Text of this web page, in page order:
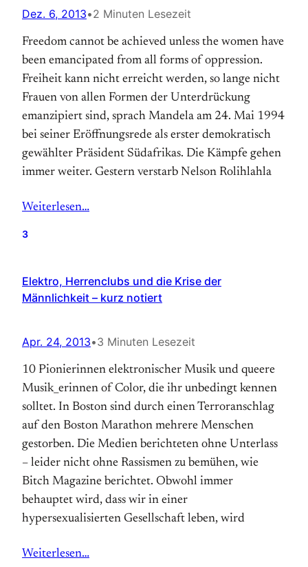
Dez. 6, 2013•2 Minuten Lesezeit
Freedom cannot be achieved unless the women have
been emancipated from all forms of oppression.
Freiheit kann nicht erreicht werden, so lange nicht
Frauen von allen Formen der Unterdrückung
emanzipiert sind, sprach Mandela am 24. Mai 1994
bei seiner Eröffnungsrede als erster demokratisch
gewählter Präsident Südafrikas. Die Kämpfe gehen
immer weiter. Gestern verstarb Nelson Rolihlahla
Weiterlesen…
3
Elektro, Herrenclubs und die Krise der
Männlichkeit – kurz notiert
Apr. 24, 2013•3 Minuten Lesezeit
10 Pionierinnen elektronischer Musik und queere
Musik_erinnen of Color, die ihr unbedingt kennen
solltet. In Boston sind durch einen Terroranschlag
auf den Boston Marathon mehrere Menschen
gestorben. Die Medien berichteten ohne Unterlass
– leider nicht ohne Rassismen zu bemühen, wie
Bitch Magazine berichtet. Obwohl immer
behauptet wird, dass wir in einer
hypersexualisierten Gesellschaft leben, wird
Weiterlesen…